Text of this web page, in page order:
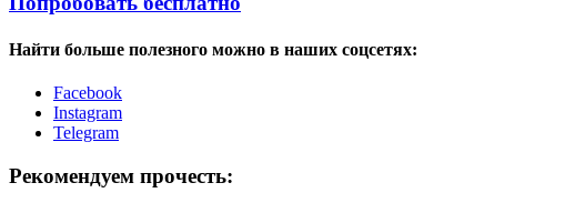
Найти больше полезного можно в наших соцсетях:
Facebook
Instagram
Telegram
Рекомендуем прочесть: